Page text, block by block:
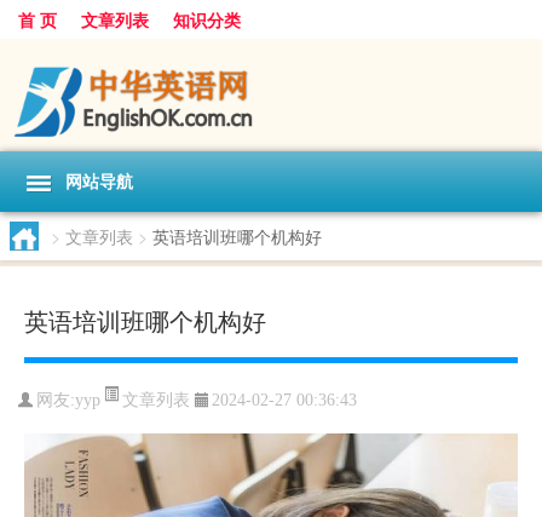
首 页 文章列表 知识分类
网站导航
> 文章列表 > 英语培训班哪个机构好
英语培训班哪个机构好
网友:yyp 文章列表 2024-02-27 00:36:43